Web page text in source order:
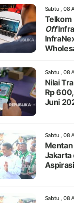
Sabtu , 08
Telkom
Off
Sabtu , 08
Nilai
Rp
Juni
Sabtu , 08
Mentan
Jakarta
Sabtu , 08